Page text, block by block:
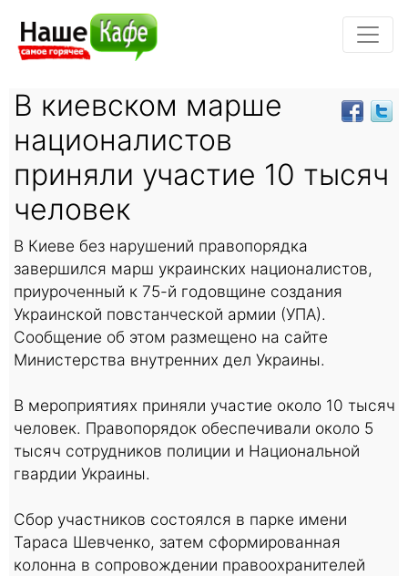
В киевском марше
националистов
приняли участие 10 тысяч
человек
В Киеве без нарушений правопорядка
завершился марш украинских националистов,
приуроченный к 75-й годовщине создания
Украинской повстанческой армии (УПА).
Сообщение об этом размещено на сайте
Министерства внутренних дел Украины.
В мероприятиях приняли участие около 10 тысяч
человек. Правопорядок обеспечивали около 5
тысяч сотрудников полиции и Национальной
гвардии Украины.
Сбор участников состоялся в парке имени
Тараса Шевченко, затем сформированная
колонна в сопровождении правоохранителей